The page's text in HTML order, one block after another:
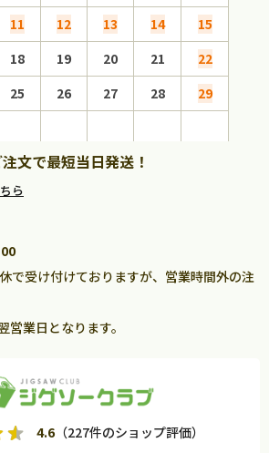
11 12 13 14
15
18 19 20 21
22
25 26 27 28
29
文で最短当日発送！
ら
で受け付けておりますが、営業時間外の注
営業日となります。
4.6 （227件のショップ評価）